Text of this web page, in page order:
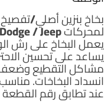
بخاخ بنزين أصلي/تفصيخ
لمحركات Chrysler / Dodge / Jeep أربع سلندر.
يعمل البخاخ على رش
يساعد على تحسين
مشاكل التقطيع
انسداد البخاخات.
عند تطابق رقم